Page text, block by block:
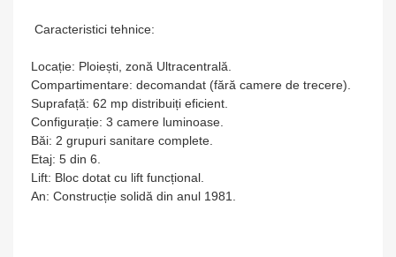
Caracteristici tehnice:
Locație: Ploiești, zonă Ultracentrală.
Compartimentare: decomandat (fără camere de trecere).
Suprafață: 62 mp distribuiți eficient.
Configurație: 3 camere luminoase.
Băi: 2 grupuri sanitare complete.
Etaj: 5 din 6.
Lift: Bloc dotat cu lift funcțional.
An: Construcție solidă din anul 1981.